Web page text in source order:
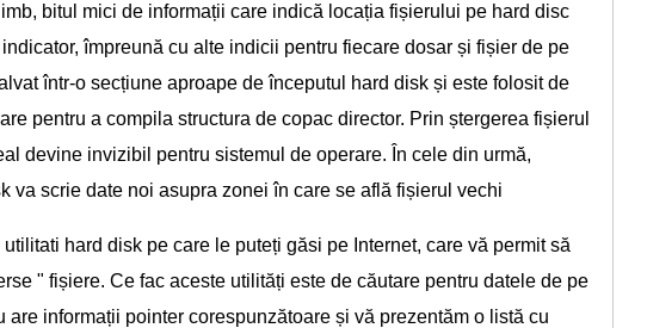
bitul mici de informații care indică locația fișierului pe hard disc
împreună cu alte indicii pentru fiecare dosar și fișier de pe
într-o secțiune aproape de începutul hard disk și este folosit de
pentru a compila structura de copac director. Prin ștergerea fișierul
devine invizibil pentru sistemul de operare. În cele din urmă,
va scrie date noi asupra zonei în care se află fișierul vechi
hard disk pe care le puteți găsi pe Internet, care vă permit să
" fișiere. Ce fac aceste utilități este de căutare pentru datele de pe
are informații pointer corespunzătoare și vă prezentăm o listă cu